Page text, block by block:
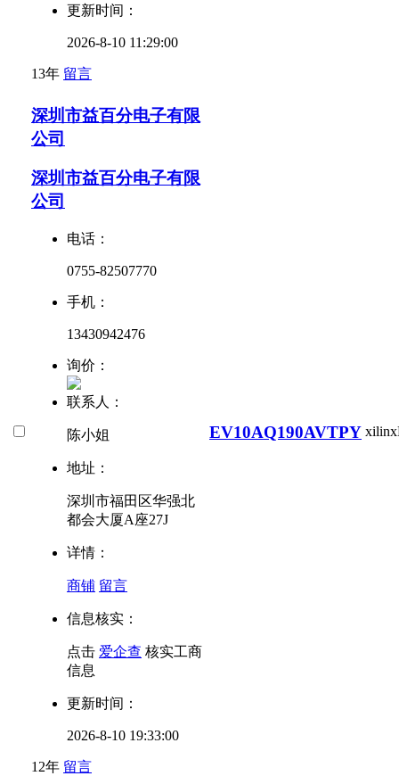
更新时间：
2026-8-10 11:29:00
13年 留言
深圳市益百分电子有限
公司
深圳市益百分电子有限
公司
电话：
0755-82507770
手机：
13430942476
询价：
联系人：
陈小姐
地址：
深圳市福田区华强北
都会大厦A座27J
详情：
商铺 留言
信息核实：
点击 爱企查 核实工商
信息
更新时间：
2026-8-10 19:33:00
12年 留言
EV10AQ190AVTPY xilinx